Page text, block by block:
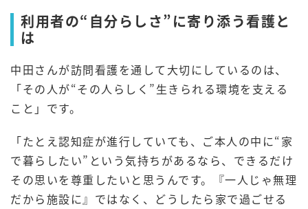
利用者の“自分らしさ”に寄り添う看護と
は
中田さんが訪問看護を通して大切にしているのは、
「その人が“その人らしく”生きられる環境を支える
こと」です。
「たとえ認知症が進行していても、ご本人の中に“家
で暮らしたい”という気持ちがあるなら、できるだけ
その思いを尊重したいと思うんです。『一人じゃ無理
だから施設に』ではなく、どうしたら家で過ごせる